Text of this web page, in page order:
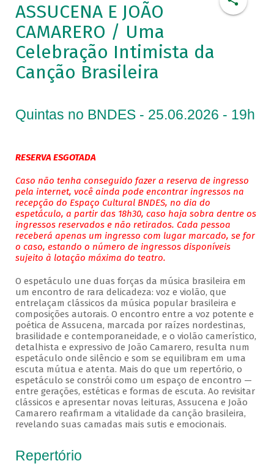
ASSUCENA E JOÃO
CAMARERO / Uma
Celebração Intimista da
Canção Brasileira
Quintas no BNDES - 25.06.2026 - 19h
RESERVA ESGOTADA
Caso não tenha conseguido fazer a reserva de ingresso
pela internet, você ainda pode encontrar ingressos na
recepção do Espaço Cultural BNDES, no dia do
espetáculo, a partir das 18h30, caso haja sobra dentre os
ingressos reservados e não retirados. Cada pessoa
receberá apenas um ingresso com lugar marcado, se for
o caso, estando o número de ingressos disponíveis
sujeito à lotação máxima do teatro.
O espetáculo une duas forças da música brasileira em
um encontro de rara delicadeza: voz e violão, que
entrelaçam clássicos da música popular brasileira e
composições autorais. O encontro entre a voz potente e
poética de Assucena, marcada por raízes nordestinas,
brasilidade e contemporaneidade, e o violão camerístico,
detalhista e expressivo de João Camarero, resulta num
espetáculo onde silêncio e som se equilibram em uma
escuta mútua e atenta. Mais do que um repertório, o
espetáculo se constrói como um espaço de encontro —
entre gerações, estéticas e formas de escuta. Ao revisitar
clássicos e apresentar novas leituras, Assucena e João
Camarero reafirmam a vitalidade da canção brasileira,
revelando suas camadas mais sutis e emocionais.
Repertório